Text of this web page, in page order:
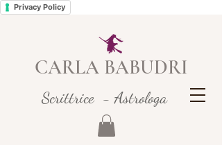
Privacy Policy
CARLA BABUDRI
Scrittrice - Astrologa